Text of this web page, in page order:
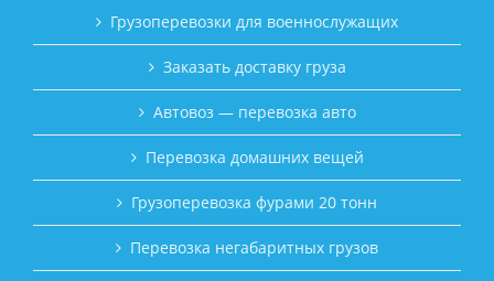
Грузоперевозки для военнослужащих
Заказать доставку груза
Автовоз — перевозка авто
Перевозка домашних вещей
Грузоперевозка фурами 20 тонн
Перевозка негабаритных грузов